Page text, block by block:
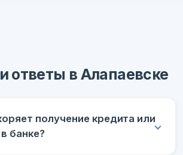
ответы в Алапаевске
получение кредита или
банке?